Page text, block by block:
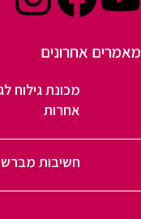
מאמרים אחרונים
מכונת גילוח
אחרות
חשיבות